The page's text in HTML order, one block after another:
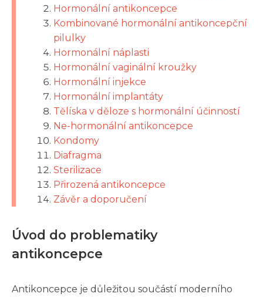
Hormonální antikoncepce
Kombinované hormonální antikoncepční
pilulky
Hormonální náplasti
Hormonální vaginální kroužky
Hormonální injekce
Hormonální implantáty
Tělíska v děloze s hormonální účinností
Ne-hormonální antikoncepce
Kondomy
Diafragma
Sterilizace
Přirozená antikoncepce
Závěr a doporučení
Úvod do problematiky
antikoncepce
Antikoncepce je důležitou součástí moderního